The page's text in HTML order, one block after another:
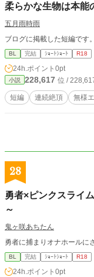
柔らかな生物は本能
五月雨時雨
ブログに掲載した短編です。
BL 完結 ｼｮｰﾄｼｮｰﾄ R18
24h.ポイント 0pt
小説 228,617 位 /
短編 連続絶頂 無様
28
勇者×ピンクスライ
～
鬼ヶ咲あちたん
勇者に捕まりオナホールに
BL 完結 ｼｮｰﾄｼｮｰﾄ R18
24h.ポイント 0pt